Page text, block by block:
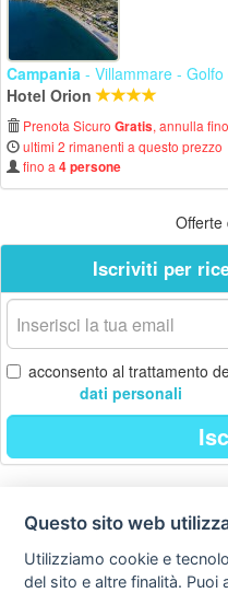
Campania - Villammare - Golfo
Hotel Orion
Prenota Sicuro Gratis, annulla
ultimi 2 rimanenti a questo prezzo
fino a 4 persone
Offerte
Iscriviti per
La
tua
email
acconsento al trattamento
dati personali
Contatti
Questo sito web
Utilizziamo cookie e
del sito e altre finalità. Puoi